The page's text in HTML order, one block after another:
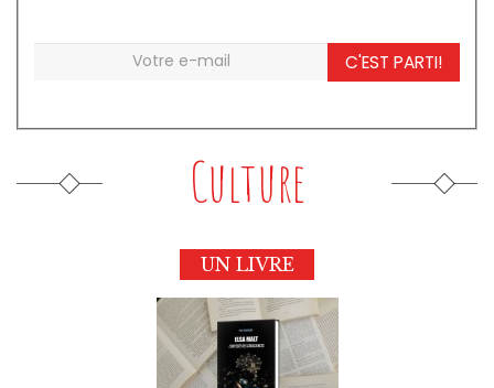
C'EST PARTI!
Culture
UN LIVRE